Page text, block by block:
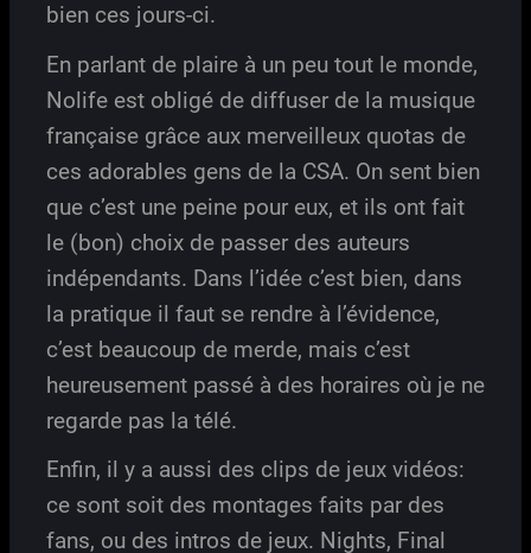
bien ces jours-ci.
En parlant de plaire à un peu tout le monde,
Nolife est obligé de diffuser de la musique
française grâce aux merveilleux quotas de
ces adorables gens de la CSA. On sent bien
que c’est une peine pour eux, et ils ont fait
le (bon) choix de passer des auteurs
indépendants. Dans l’idée c’est bien, dans
la pratique il faut se rendre à l’évidence,
c’est beaucoup de merde, mais c’est
heureusement passé à des horaires où je ne
regarde pas la télé.
Enfin, il y a aussi des clips de jeux vidéos:
ce sont soit des montages faits par des
fans, ou des intros de jeux. Nights, Final